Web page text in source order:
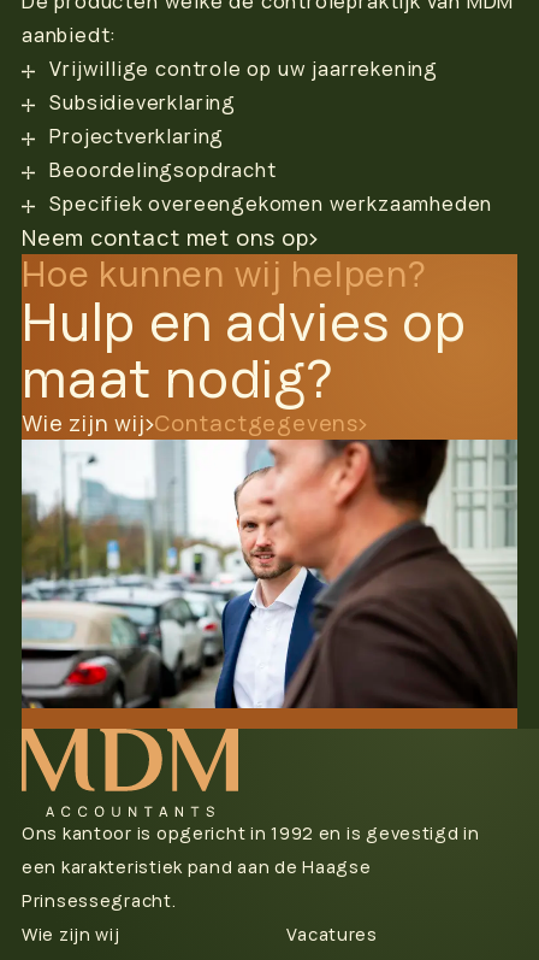
aanbiedt:
Vrijwillige controle op uw jaarrekening
Subsidieverklaring
Projectverklaring
Beoordelingsopdracht
Specifiek overeengekomen werkzaamheden
Neem contact met ons op
Hoe kunnen wij helpen?
Hulp en advies op
maat nodig?
Wie zijn wij Contactgegevens
Ons kantoor is opgericht in 1992 en is gevestigd in
een karakteristiek pand aan de Haagse
Prinsessegracht.
Wie zijn wij
Vacatures